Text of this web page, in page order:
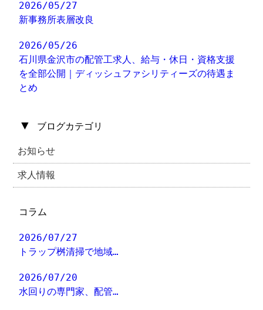
2026/05/27
新事務所表層改良
2026/05/26
石川県金沢市の配管工求人、給与・休日・資格支援
を全部公開｜ディッシュファシリティーズの待遇ま
とめ
▼ ブログカテゴリ
お知らせ
求人情報
コラム
2026/07/27
トラップ桝清掃で地域…
2026/07/20
水回りの専門家、配管…